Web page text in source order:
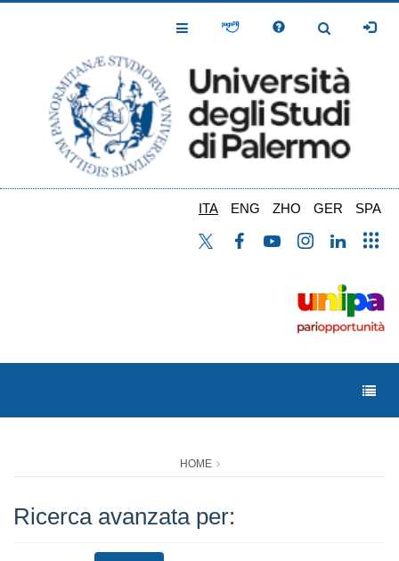
Toggle
Toggle
ITA ENG ZHO GER SPA
HOME
Ricerca avanzata per: